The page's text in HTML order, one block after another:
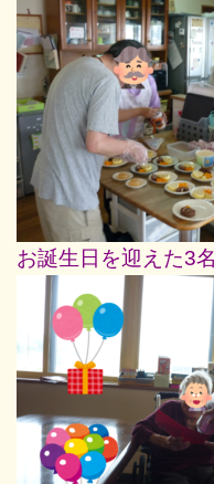
お誕生日を迎えた3